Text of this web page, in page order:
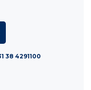
38 4291100